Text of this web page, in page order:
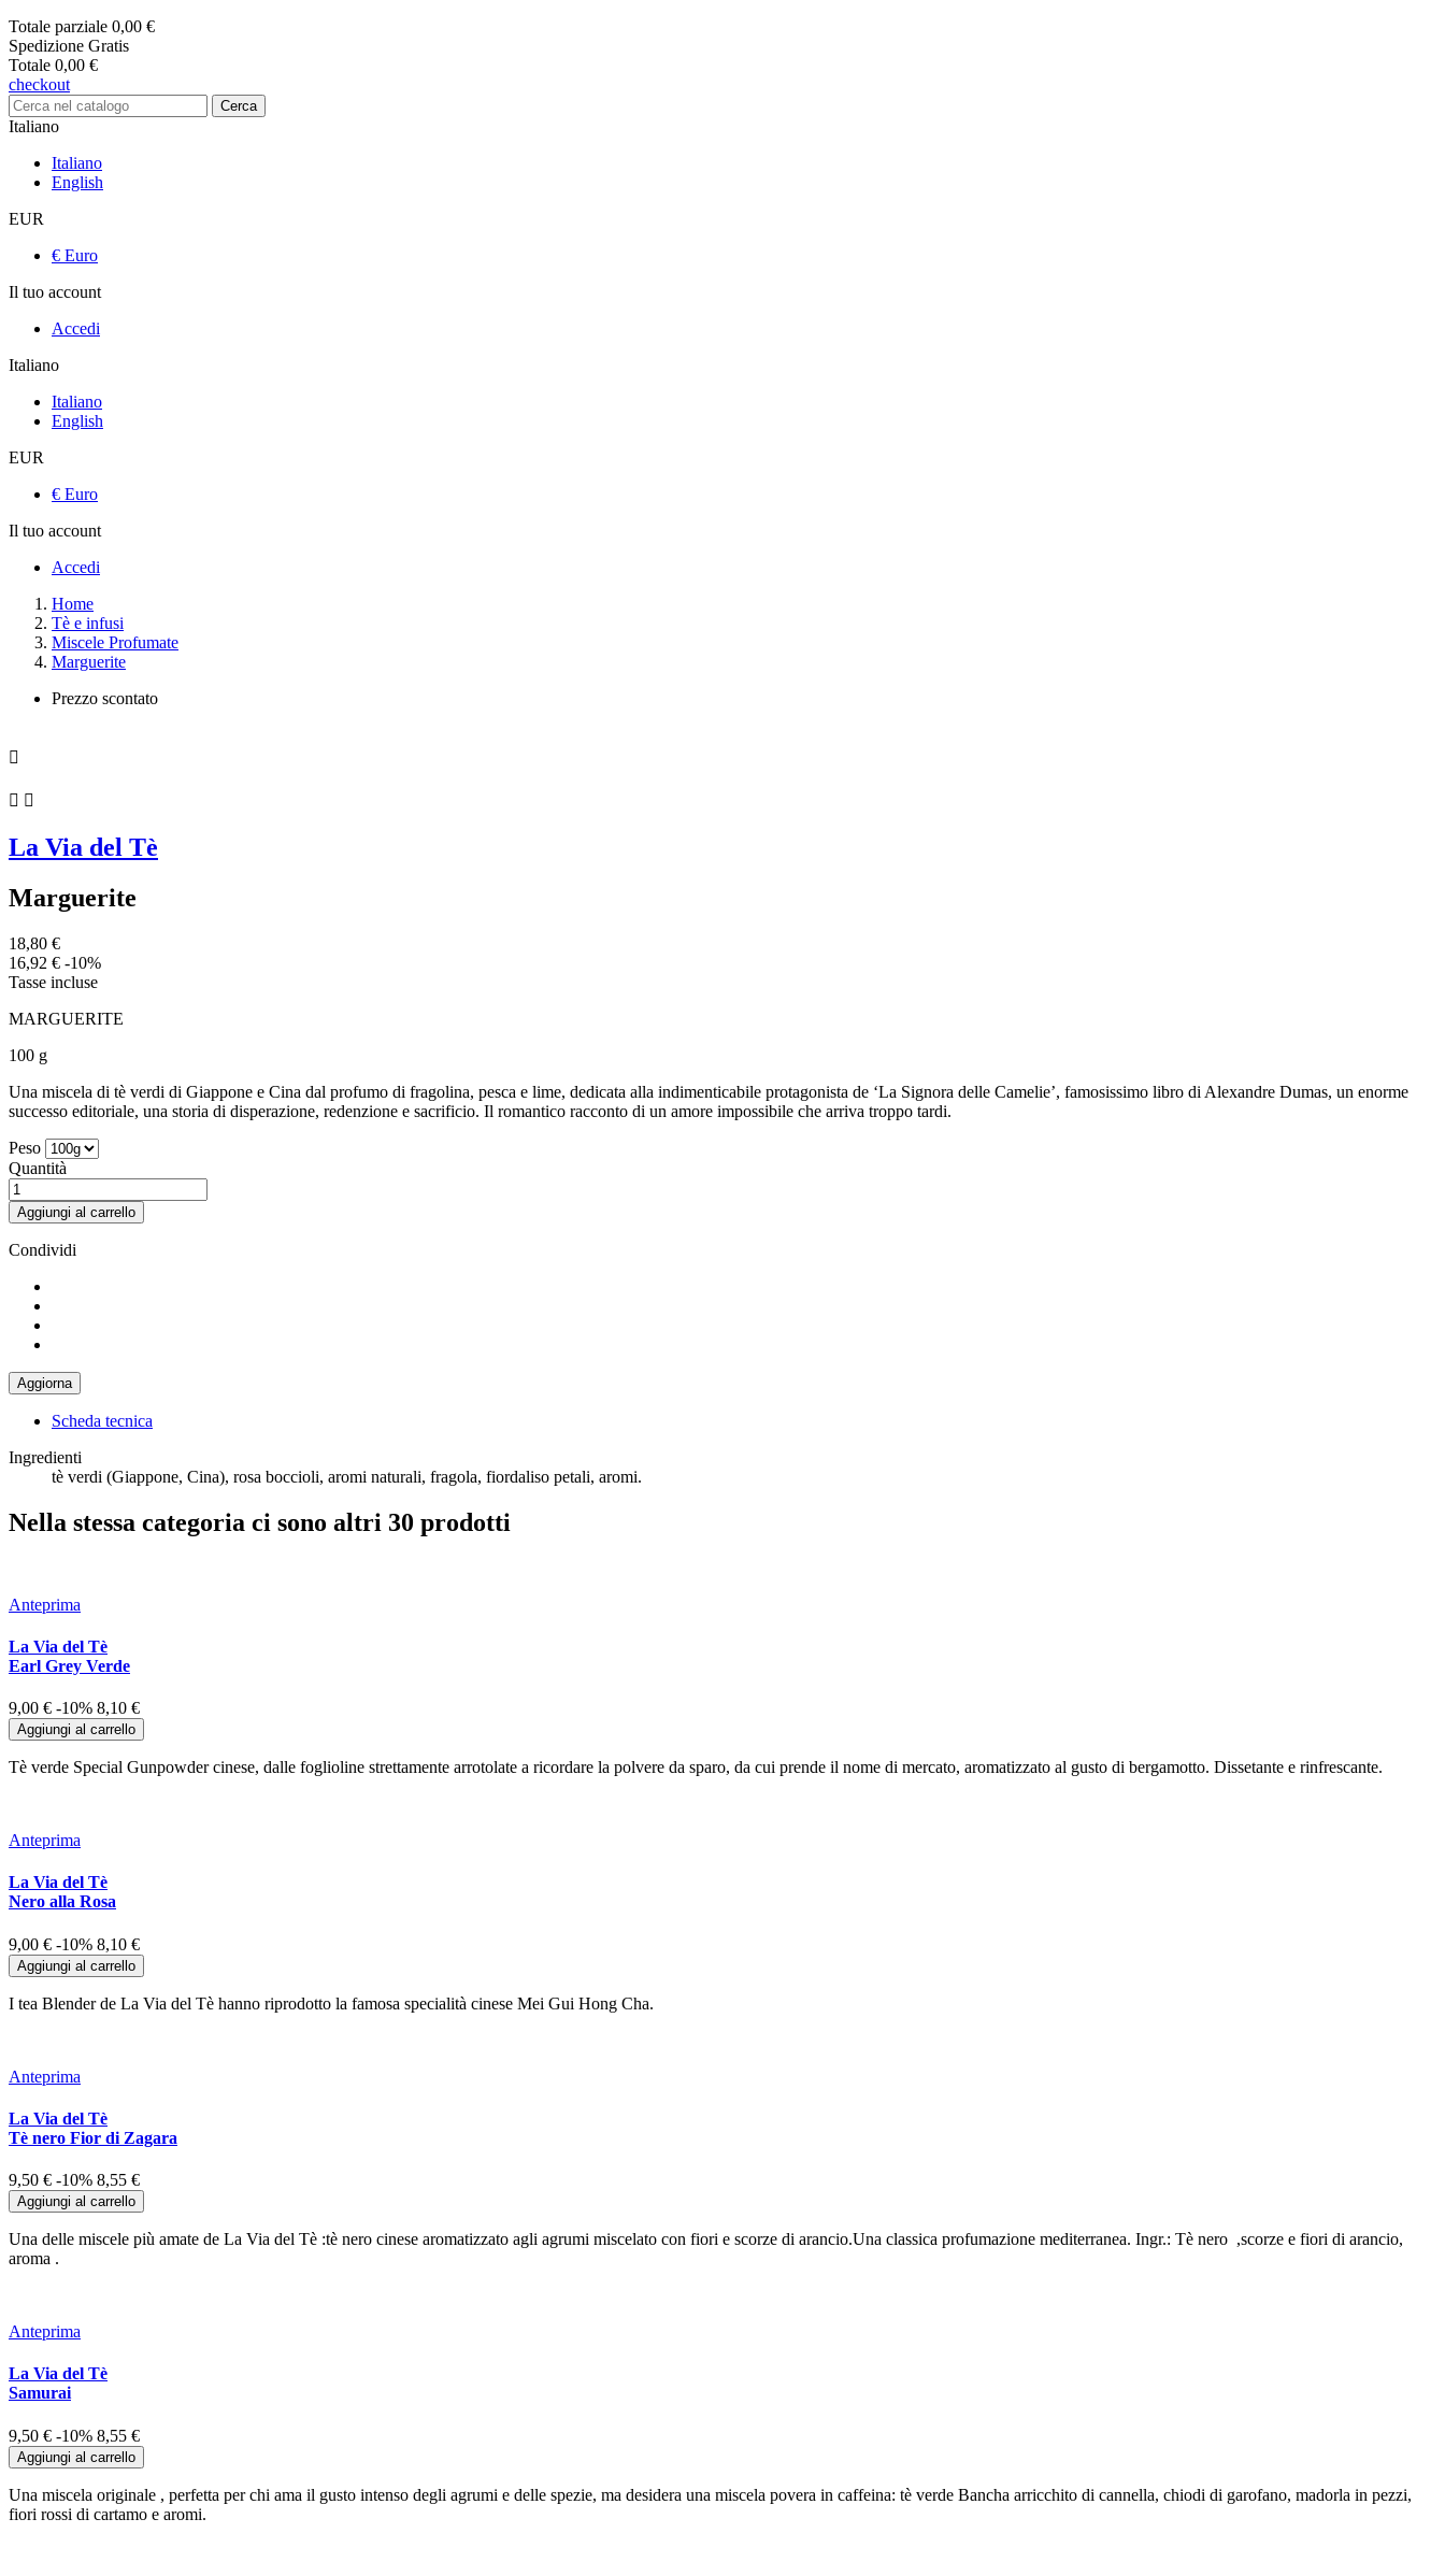
Totale parziale 0,00 €
Spedizione Gratis
Totale 0,00 €
checkout
Cerca
Italiano
Italiano
English
EUR
€ Euro
Il tuo account
Accedi
Italiano
Italiano
English
EUR
€ Euro
Il tuo account
Accedi
Home
Tè e infusi
Miscele Profumate
Marguerite
Prezzo scontato

 
La Via del Tè
Marguerite
18,80 €
16,92 € -10%
Tasse incluse
MARGUERITE
100 g
Una miscela di tè verdi di Giappone e Cina dal profumo di fragolina, pesca e lime, dedicata alla indimenticabile protagonista de ‘La Signora delle Camelie’, famosissimo libro di Alexandre Dumas, un enorme
successo editoriale, una storia di disperazione, redenzione e sacrificio. Il romantico racconto di un amore impossibile che arriva troppo tardi.
Peso
Quantità
Aggiungi al carrello
Condividi
Scheda tecnica
Ingredienti
tè verdi (Giappone, Cina), rosa boccioli, aromi naturali, fragola, fiordaliso petali, aromi.
Nella stessa categoria ci sono altri 30 prodotti
Anteprima
La Via del Tè
Earl Grey Verde
9,00 € -10% 8,10 €
Aggiungi al carrello
Tè verde Special Gunpowder cinese, dalle foglioline strettamente arrotolate a ricordare la polvere da sparo, da cui prende il nome di mercato, aromatizzato al gusto di bergamotto. Dissetante e rinfrescante.
Anteprima
La Via del Tè
Nero alla Rosa
9,00 € -10% 8,10 €
Aggiungi al carrello
I tea Blender de La Via del Tè hanno riprodotto la famosa specialità cinese Mei Gui Hong Cha.
Anteprima
La Via del Tè
Tè nero Fior di Zagara
9,50 € -10% 8,55 €
Aggiungi al carrello
Una delle miscele più amate de La Via del Tè :tè nero cinese aromatizzato agli agrumi miscelato con fiori e scorze di arancio.Una classica profumazione mediterranea. Ingr.: Tè nero ,scorze e fiori di arancio,
aroma .
Anteprima
La Via del Tè
Samurai
9,50 € -10% 8,55 €
Aggiungi al carrello
Una miscela originale , perfetta per chi ama il gusto intenso degli agrumi e delle spezie, ma desidera una miscela povera in caffeina: tè verde Bancha arricchito di cannella, chiodi di garofano, madorla in pezzi,
fiori rossi di cartamo e aromi.